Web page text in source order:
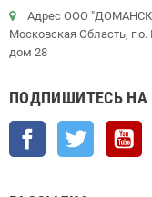
Адрес ООО
Московская Область,
дом 28
ПОДПИШИТЕСЬ
Facebook Twitter